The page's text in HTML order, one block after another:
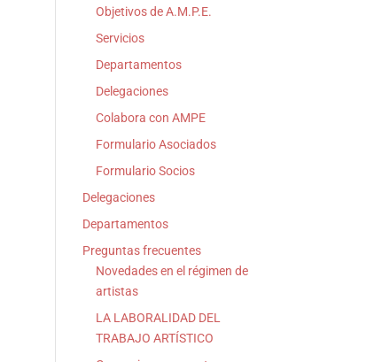
Objetivos de A.M.P.E.
Servicios
Departamentos
Delegaciones
Colabora con AMPE
Formulario Asociados
Formulario Socios
Delegaciones
Departamentos
Preguntas frecuentes
Novedades en el régimen de
artistas
LA LABORALIDAD DEL
TRABAJO ARTÍSTICO